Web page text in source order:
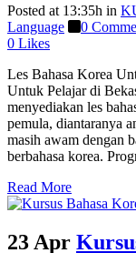
Posted at 13:35h in
Language
0
0 Likes
Les Bahasa Korea
Untuk Pelajar di
menyediakan les
pemula, diantaranya
masih awam dengan
berbahasa korea.
Read More
23 Apr